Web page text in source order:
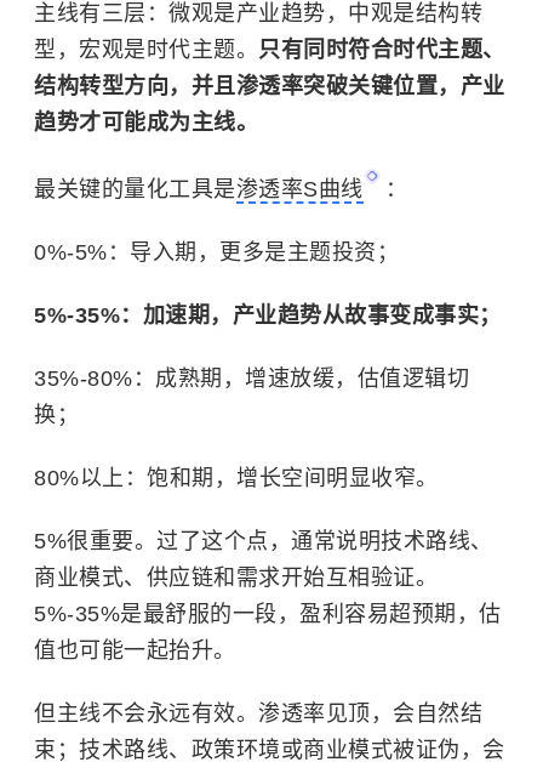
主线有三层：微观是产业趋势，中观是结构转
型，宏观是时代主题。 只有同时符合时代主题、
结构转型方向，并且渗透率突破关键位置，产业
趋势才可能成为主线。
最关键的量化工具是渗透率S曲线 ：
0%-5%：导入期，更多是主题投资；
5%-35%：加速期，产业趋势从故事变成事实；
35%-80%：成熟期，增速放缓，估值逻辑切
换；
80%以上：饱和期，增长空间明显收窄。
5%很重要。过了这个点，通常说明技术路线、
商业模式、供应链和需求开始互相验证。
5%-35%是最舒服的一段，盈利容易超预期，估
值也可能一起抬升。
但主线不会永远有效。渗透率见顶，会自然结
束；技术路线、政策环境或商业模式被证伪，会